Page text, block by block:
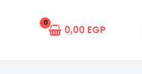
0,00 EGP